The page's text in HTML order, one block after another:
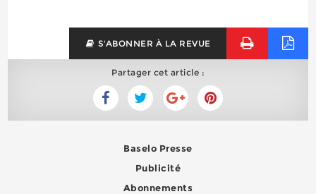
S'ABONNER À LA REVUE
Partager cet article :
Baselo Presse
Publicité
Abonnements